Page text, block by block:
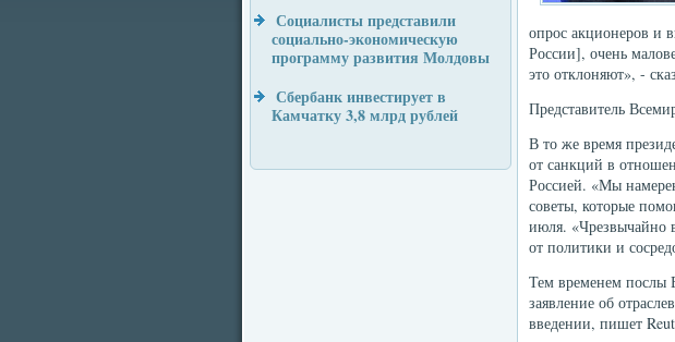
Социалисты представили
социально-экономическую
программу развития Молдовы
Сбербанк инвестирует в
Камчатку 3,8 млрд рублей
опрос акционеров и
России], очень
это отклоняют», -
Представитель
В то же время
от санкций в
Россией. «Мы
советы, которые
июля. «Чрезвычайно
от политики и
Тем временем послы
заявление об
введении, пишет